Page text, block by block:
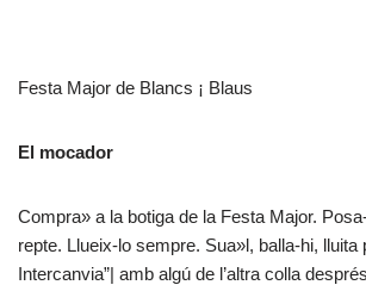
Festa Major de Blancs ¡ Blaus
El mocador
Compra» a la botiga de la Festa Major.
repte. Llueix-lo sempre. Sua»l, balla-hi,
Intercanvia”| amb algú de l’altra colla